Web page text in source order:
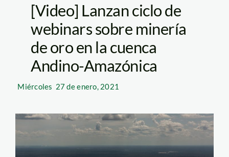
[Video] Lanzan ciclo de
webinars sobre minería
de oro en la cuenca
Andino-Amazónica
Miércoles 27 de enero, 2021